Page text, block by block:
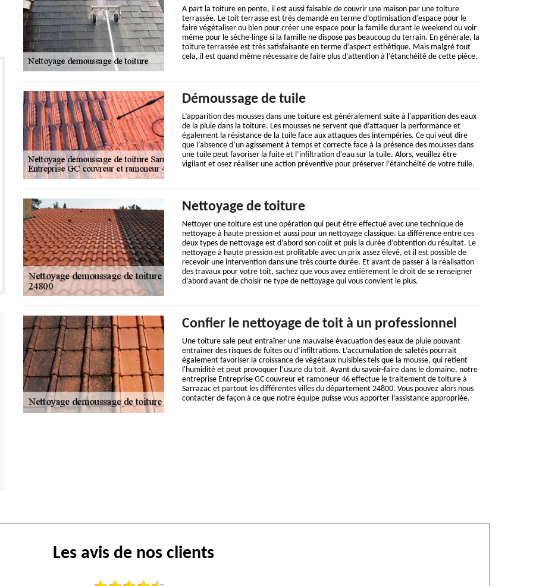
A part la toiture en pente, il est aussi faisable de couvrir une maison par une toiture
terrassée. Le toit terrasse est très demandé en terme d’optimisation d’espace pour le
faire végétaliser ou bien pour créer une espace pour la famille durant le weekend ou voir
même pour le sèche-linge si la famille ne dispose pas beaucoup du terrain. En générale, la
toiture terrassée est très satisfaisante en terme d’aspect esthétique. Mais malgré tout
cela, il est quand même nécessaire de faire plus d’attention à l’étanchéité de cette pièce.
Démoussage de tuile
L’apparition des mousses dans une toiture est généralement suite à l'apparition des eaux
de la pluie dans la toiture. Les mousses ne servent que d’attaquer la performance et
également la résistance de la tuile face aux attaques des intempéries. Ce qui veut dire
que l’absence d’un agissement à temps et correcte face à la présence des mousses dans
une tuile peut favoriser la fuite et l’infiltration d’eau sur la tuile. Alors, veuillez être
vigilant et osez réaliser une action préventive pour préserver l’étanchéité de votre tuile.
Nettoyage de toiture
Nettoyer une toiture est une opération qui peut être effectué avec une technique de
nettoyage à haute pression et aussi pour un nettoyage classique. La différence entre ces
deux types de nettoyage est d’abord son coût et puis la durée d’obtention du résultat. Le
nettoyage à haute pression est profitable avec un prix assez élevé, et il est possible de
recevoir une intervention dans une très courte durée. Et avant de passer à la réalisation
des travaux pour votre toit, sachez que vous avez entièrement le droit de se renseigner
d’abord avant de choisir ne type de nettoyage qui vous convient le plus.
Confier le nettoyage de toit à un professionnel
Une toiture sale peut entraîner une mauvaise évacuation des eaux de pluie pouvant
entraîner des risques de fuites ou d’infiltrations. L’accumulation de saletés pourrait
également favoriser la croissance de végétaux nuisibles tels que la mousse, qui retient
l'humidité et peut provoquer l’usure du toit. Ayant du savoir-faire dans le domaine, notre
entreprise Entreprise GC couvreur et ramoneur 46 effectue le traitement de toiture à
Sarrazac et partout les différentes villes du département 24800. Vous pouvez alors nous
contacter de façon à ce que notre équipe puisse vous apporter l’assistance appropriée.
Les avis de nos clients